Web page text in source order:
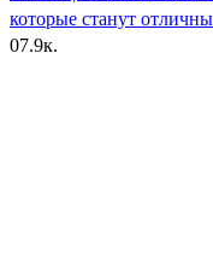
которые станут
07.9к.